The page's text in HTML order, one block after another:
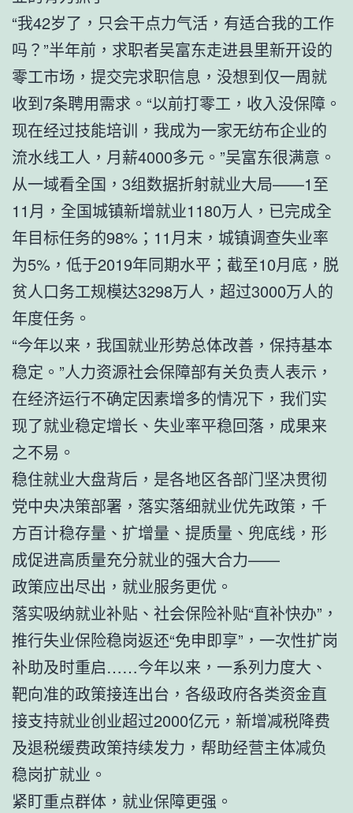
“我42岁了，只会干点力气活，有适合我的工作
吗？”半年前，求职者吴富东走进县里新开设的
零工市场，提交完求职信息，没想到仅一周就
收到7条聘用需求。“以前打零工，收入没保障。
现在经过技能培训，我成为一家无纺布企业的
流水线工人，月薪4000多元。”吴富东很满意。
从一域看全国，3组数据折射就业大局——1至
11月，全国城镇新增就业1180万人，已完成全
年目标任务的98%；11月末，城镇调查失业率
为5%，低于2019年同期水平；截至10月底，脱
贫人口务工规模达3298万人，超过3000万人的
年度任务。
“今年以来，我国就业形势总体改善，保持基本
稳定。”人力资源社会保障部有关负责人表示，
在经济运行不确定因素增多的情况下，我们实
现了就业稳定增长、失业率平稳回落，成果来
之不易。
稳住就业大盘背后，是各地区各部门坚决贯彻
党中央决策部署，落实落细就业优先政策，千
方百计稳存量、扩增量、提质量、兜底线，形
成促进高质量充分就业的强大合力——
政策应出尽出，就业服务更优。
落实吸纳就业补贴、社会保险补贴“直补快办”，
推行失业保险稳岗返还“免申即享”，一次性扩岗
补助及时重启……今年以来，一系列力度大、
靶向准的政策接连出台，各级政府各类资金直
接支持就业创业超过2000亿元，新增减税降费
及退税缓费政策持续发力，帮助经营主体减负
稳岗扩就业。
紧盯重点群体，就业保障更强。